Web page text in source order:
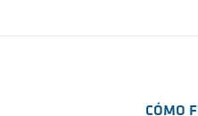
CÓMO